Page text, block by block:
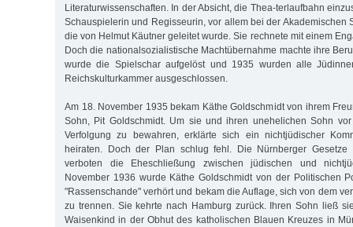
Literaturwissenschaften. In der Absicht, die Thea-terlaufbahn
Schauspielerin und Regisseurin, vor allem bei der Akademischen
die von Helmut Käutner geleitet wurde. Sie rechnete mit einem
Doch die nationalsozialistische Machtübernahme machte ihre
wurde die Spielschar aufgelöst und 1935 wurden alle
Reichskulturkammer ausgeschlossen.
Am 18. November 1935 bekam Käthe Goldschmidt von ihrem
Sohn, Pit Goldschmidt. Um sie und ihren unehelichen Sohn vor
Verfolgung zu bewahren, erklärte sich ein nichtjüdischer
heiraten. Doch der Plan schlug fehl. Die Nürnberger Gesetze
verboten die Eheschließung zwischen jüdischen und
November 1936 wurde Käthe Goldschmidt von der Politischen
"Rassenschande" verhört und bekam die Auflage, sich von dem
zu trennen. Sie kehrte nach Hamburg zurück. Ihren Sohn ließ
Waisenkind in der Obhut des katholischen Blauen Kreuzes in